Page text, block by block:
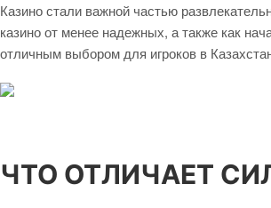
Казино стали важной частью
казино от менее надежных, а также как
отличным выбором для игроков в
ЧТО ОТЛИЧАЕТ